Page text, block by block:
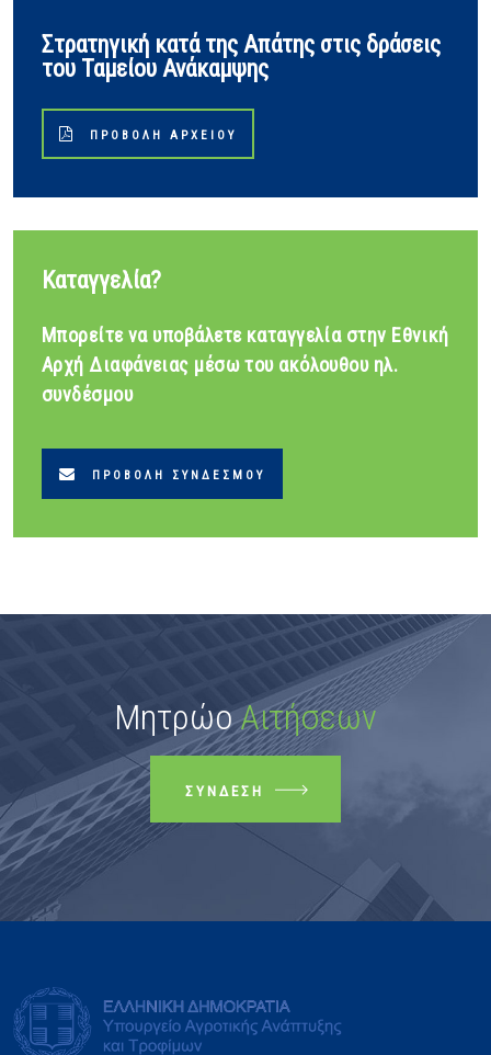
Στρατηγική κατά της Απάτης στις δράσεις
του Ταμείου Ανάκαμψης
ΠΡΟΒΟΛΉ ΑΡΧΕΊΟΥ
Καταγγελία?
Μπορείτε να υποβάλετε καταγγελία στην Εθνική
Αρχή Διαφάνειας μέσω του ακόλουθου ηλ.
συνδέσμου
ΠΡΟΒΟΛΉ ΣΥΝΔΈΣΜΟΥ
ΜητρώοΑιτήσεων
ΣΎΝΔΕΣΗ